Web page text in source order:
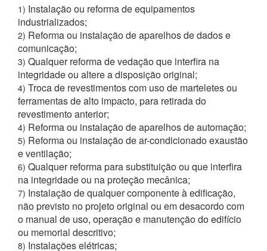
1) Instalação ou reforma de equipamentos
industrializados;
2) Reforma ou instalação de aparelhos de dados e
comunicação;
3) Qualquer reforma de vedação que interfira na
integridade ou altere a disposição original;
4) Troca de revestimentos com uso de marteletes ou
ferramentas de alto impacto, para retirada do
revestimento anterior;
4) Reforma ou instalação de aparelhos de automação;
5) Reforma ou instalação de ar-condicionado exaustão
e ventilação;
6) Qualquer reforma para substituição ou que interfira
na integridade ou na proteção mecânica;
7) Instalação de qualquer componente à edificação,
não previsto no projeto original ou em desacordo com
o manual de uso, operação e manutenção do edifício
ou memorial descritivo;
8) Instalações elétricas;